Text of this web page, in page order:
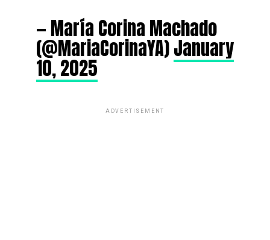
— María Corina Machado
(@MariaCorinaYA)January
10, 2025
ADVERTISEMENT